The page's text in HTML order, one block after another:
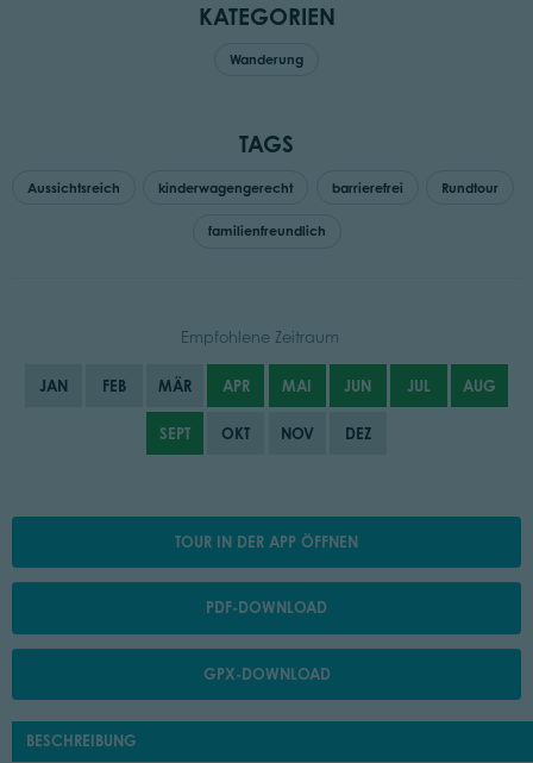
KATEGORIEN
Wanderung
TAGS
Aussichtsreich kinderwagengerecht barrierefrei Rundtour
familienfreundlich
Empfohlene Zeitraum
JAN FEB MÄR APR MAI JUN JUL AUG
SEPT OKT NOV DEZ
TOUR IN DER APP ÖFFNEN
PDF-DOWNLOAD
GPX-DOWNLOAD
BESCHREIBUNG